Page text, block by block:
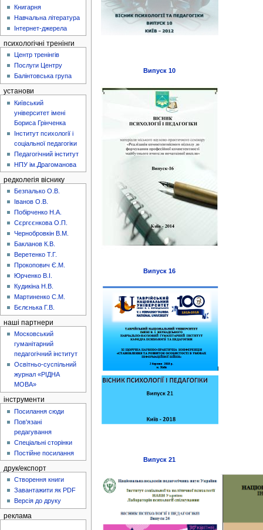
Випуск 10
Випуск 16
Випуск 21
Книгарня
Навчальна література
Інтернет-джерела
психологічні тренінги
Центр тренінгів
Послуги Центру
Балінтовська група
установи
Київський
університет імені
Бориса Грінченка
Інститут психології і
соціальної педагогіки
Педагогічний інститут
НПУ ім.Драгоманова
редколегія віснику
Безпалько О.В.
Іванов О.В.
Побірченко Н.А.
Сєргєєнкова О.П.
Чернобровкін В.М.
Бакланов К.В.
Веретенко Т.Г.
Прокопович Є.М.
Юрченко В.І.
Кудикіна Н.В.
Мартиненко С.М.
Бєлєнька Г.В.
наші партнери
Московський
гуманітарний
педагогічний інститут
Освітньо-суспільний
журнал «РІДНА
МОВА»
інструменти
Посилання сюди
Пов'язані
редагування
Спеціальні сторінки
Постійне посилання
друк/експорт
Створення книги
Завантажити як PDF
Версія до друку
реклама